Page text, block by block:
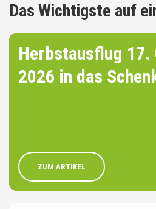
Das Wichtigste auf
Herbstausflug 17.
2026 in das
ZUM ARTIKEL